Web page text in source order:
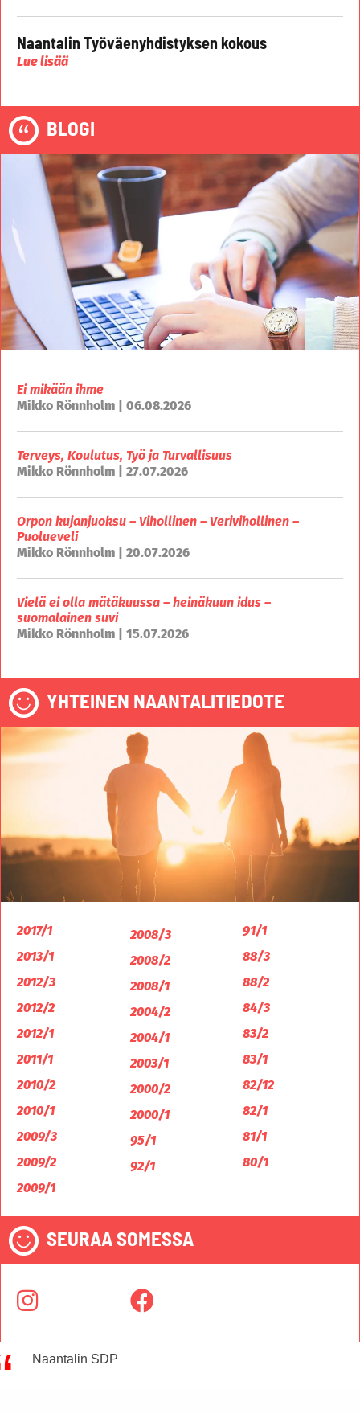
Naantalin Työväenyhdistyksen kokous
Lue lisää
BLOGI
Ei mikään ihme
Mikko Rönnholm | 06.08.2026
Terveys, Koulutus, Työ ja Turvallisuus
Mikko Rönnholm | 27.07.2026
Orpon kujanjuoksu – Vihollinen – Verivihollinen –
Puolueveli
Mikko Rönnholm | 20.07.2026
Vielä ei olla mätäkuussa – heinäkuun idus –
suomalainen suvi
Mikko Rönnholm | 15.07.2026
YHTEINEN NAANTALITIEDOTE
2017/1
2013/1
2012/3
2012/2
2012/1
2011/1
2010/2
2010/1
2009/3
2009/2
2009/1
2008/3
2008/2
2008/1
2004/2
2004/1
2003/1
2000/2
2000/1
95/1
92/1
91/1
88/3
88/2
84/3
83/2
83/1
82/12
82/1
81/1
80/1
SEURAA SOMESSA
Naantalin SDP